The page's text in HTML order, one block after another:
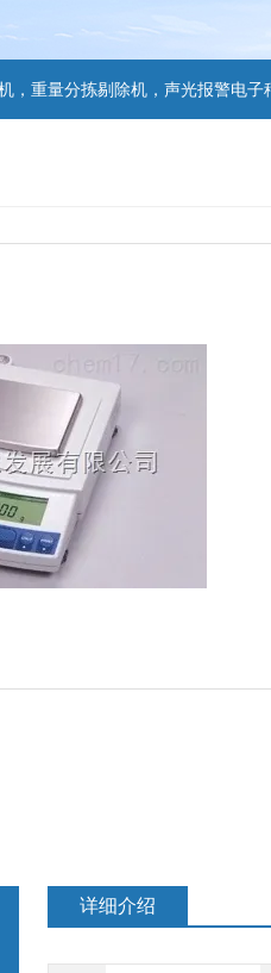
量分拣剔除机，声光报警电子秤，
详细介绍